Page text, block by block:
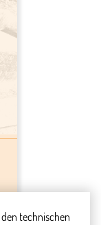
technischen